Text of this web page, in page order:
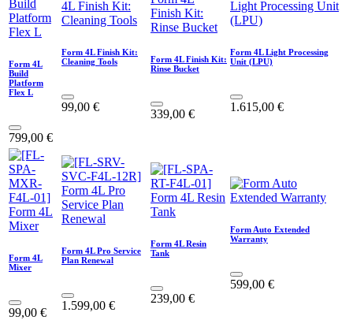
Form 4L
Build
Platform
Flex L
799,00 €
Form 4L Finish Kit:
Cleaning Tools
99,00 €
Form 4L Finish Kit:
Rinse Bucket
339,00 €
Form 4L Light Processing
Unit (LPU)
1.615,00 €
Form 4L
Mixer
99,00 €
Form 4L Pro Service
Plan Renewal
1.599,00 €
Form 4L Resin
Tank
239,00 €
Form Auto Extended
Warranty
599,00 €